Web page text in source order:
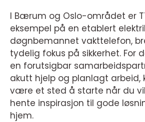
I Bærum og Oslo-området er
eksempel på en etablert
døgnbemannet vakttelefon,
tydelig fokus på sikkerhet. For
en forutsigbar
akutt hjelp og planlagt arbeid,
være et sted å starte når du
hente inspirasjon til gode
hjem.